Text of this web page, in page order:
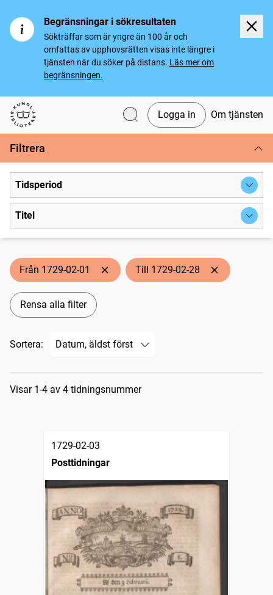
Begränsningar i sökresultaten
Sökträffar som är yngre än 100 år och
omfattas av upphovsrätten visas inte längre i
tjänsten när du söker på distans. Läs mer om
begränsningen.
Svenska tidningar
Logga in Om tjänsten
Filtrera
Tidsperiod
Titel
Från 1729-02-01 Till 1729-02-28
Rensa alla filter
Sortera:
Sökresultat
Visar 1-4 av 4 tidningsnummer
1729-02-03
Posttidningar